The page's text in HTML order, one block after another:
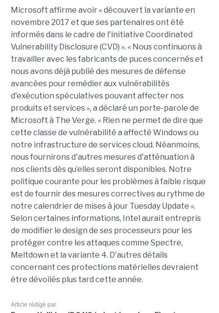
Microsoft affirme avoir « découvert la variante en
novembre 2017 et que ses partenaires ont été
informés dans le cadre de l'initiative Coordinated
Vulnerability Disclosure (CVD) ». « Nous continuons à
travailler avec les fabricants de puces concernés et
nous avons déjà publié des mesures de défense
avancées pour remédier aux vulnérabilités
d'exécution spéculatives pouvant affecter nos
produits et services », a déclaré un porte-parole de
Microsoft à The Verge. « Rien ne permet de dire que
cette classe de vulnérabilité a affecté Windows ou
notre infrastructure de services cloud. Néanmoins,
nous fournirons d'autres mesures d'atténuation à
nos clients dès qu’elles seront disponibles. Notre
politique courante pour les problèmes à faible risque
est de fournir des mesures correctives au rythme de
notre calendrier de mises à jour Tuesday Update ».
Selon certaines informations, Intel aurait entrepris
de modifier le design de ses processeurs pour les
protéger contre les attaques comme Spectre,
Meltdown et la variante 4. D'autres détails
concernant ces protections matérielles devraient
être dévoilés plus tard cette année.
Article rédigé par